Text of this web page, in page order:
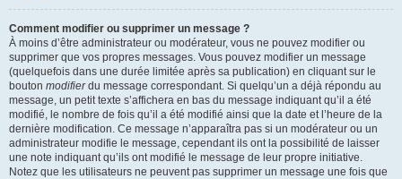
Comment modifier ou supprimer un message ?
À moins d’être administrateur ou modérateur, vous ne pouvez modifier ou
supprimer que vos propres messages. Vous pouvez modifier un message
(quelquefois dans une durée limitée après sa publication) en cliquant sur le
bouton modifierdu message correspondant. Si quelqu’un a déjà répondu au
message, un petit texte s’affichera en bas du message indiquant qu’il a été
modifié, le nombre de fois qu’il a été modifié ainsi que la date et l’heure de la
dernière modification. Ce message n’apparaîtra pas si un modérateur ou un
administrateur modifie le message, cependant ils ont la possibilité de laisser
une note indiquant qu’ils ont modifié le message de leur propre initiative.
Notez que les utilisateurs ne peuvent pas supprimer un message une fois que